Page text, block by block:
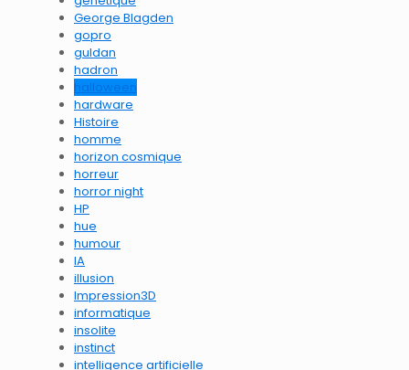
George Blagden
gopro
guldan
hadron
halloween
hardware
Histoire
homme
horizon cosmique
horreur
horror night
HP
hue
humour
IA
illusion
Impression3D
informatique
insolite
instinct
intelligence artificielle